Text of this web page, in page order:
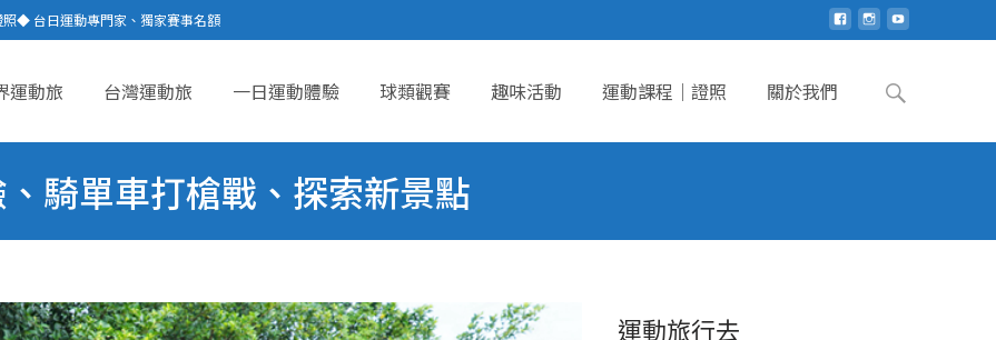
◆ 台日運動專門家、獨家賽事名額
運動旅 台灣運動旅 一日運動體驗 球類觀賽 趣味活動 運動課程｜證照 關於我們
Search
騎單車打槍戰、探索新景點
運動旅行去